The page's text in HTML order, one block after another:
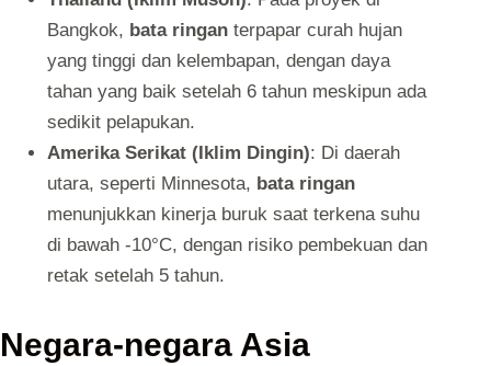
Bangkok, bata ringanterpapar curah hujan
yang tinggi dan kelembapan, dengan daya
tahan yang baik setelah 6 tahun meskipun ada
sedikit pelapukan.
Amerika Serikat (Iklim Dingin): Di daerah
utara, seperti Minnesota, bata ringan
menunjukkan kinerja buruk saat terkena suhu
di bawah -10°C, dengan risiko pembekuan dan
retak setelah 5 tahun.
Negara-negara Asia